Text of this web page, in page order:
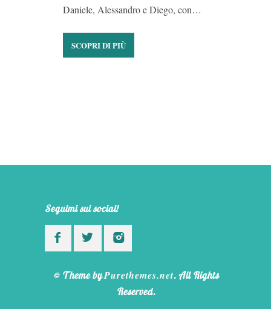
Daniele, Alessandro e Diego, con…
SCOPRI DI PIÙ
Seguimi sui social!
© Theme byPurethemes.net. All Rights
Reserved.